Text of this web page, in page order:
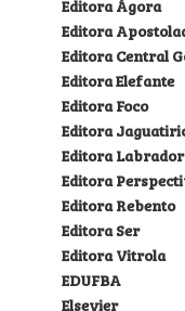
Editora Ágora
Editora
Editora Central
Editora Elefante
Editora Foco
Editora
Editora Labrador
Editora
Editora Rebento
Editora Ser
Editora Vitrola
EDUFBA
Elsevier